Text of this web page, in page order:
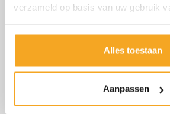
verzameld op basis van uw gebruik
Alles toestaan
Aanpassen
Lees meer